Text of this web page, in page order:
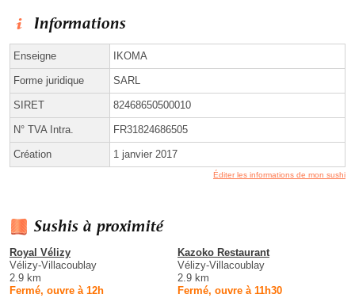
Informations
Enseigne IKOMA
Forme juridique SARL
SIRET 82468650500010
N° TVA Intra. FR31824686505
Création 1 janvier 2017
Éditer les informations de mon sushi
Sushis à proximité
Royal Vélizy
Vélizy-Villacoublay
2.9 km
Fermé, ouvre à 12h
Kazoko Restaurant
Vélizy-Villacoublay
2.9 km
Fermé, ouvre à 11h30